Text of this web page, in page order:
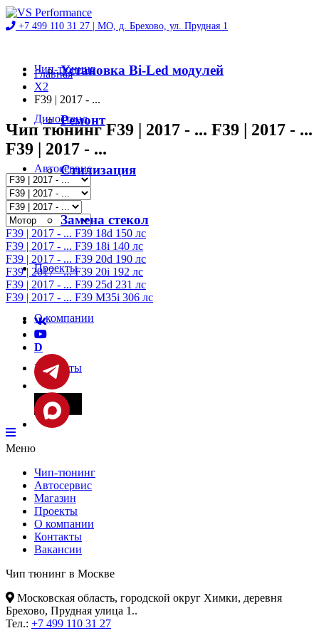
+7 499 110 31 27 | МО, д. Брехово, ул. Прудная 1
Чип-тюнинг
Диностенд
Автосервис
Магазин
Проекты
О компании
Контакты
Фары
Установка Bi-Led модулей
Ремонт
Стилизация
Замена стекол
Главная
X2
F39 | 2017 - ...
Чип тюнинг F39 | 2017 - ... F39 | 2017 - ...
F39 | 2017 - ...
F39 | 2017 - ... F39 18d 150 лс
F39 | 2017 - ... F39 18i 140 лс
F39 | 2017 - ... F39 20d 190 лс
F39 | 2017 - ... F39 20i 192 лс
F39 | 2017 - ... F39 25d 231 лс
F39 | 2017 - ... F39 M35i 306 лс
D
Меню
Чип-тюнинг
Автосервис
Магазин
Проекты
О компании
Контакты
Вакансии
Чип тюнинг в Москве
Московская область, городской округ Химки, деревня
Брехово, Прудная улица 1..
Тел.: +7 499 110 31 27